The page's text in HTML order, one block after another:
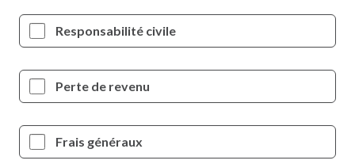
Responsabilité civile
Perte de revenu
Frais généraux